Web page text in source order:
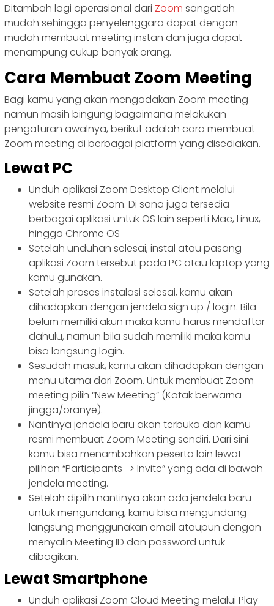
Ditambah lagi operasional dari Zoom sangatlah
mudah sehingga penyelenggara dapat dengan
mudah membuat meeting instan dan juga dapat
menampung cukup banyak orang.
Cara Membuat Zoom Meeting
Bagi kamu yang akan mengadakan Zoom meeting
namun masih bingung bagaimana melakukan
pengaturan awalnya, berikut adalah cara membuat
Zoom meeting di berbagai platform yang disediakan.
Lewat PC
Unduh aplikasi Zoom Desktop Client melalui
website resmi Zoom. Di sana juga tersedia
berbagai aplikasi untuk OS lain seperti Mac, Linux,
hingga Chrome OS
Setelah unduhan selesai, instal atau pasang
aplikasi Zoom tersebut pada PC atau laptop yang
kamu gunakan.
Setelah proses instalasi selesai, kamu akan
dihadapkan dengan jendela sign up / login. Bila
belum memiliki akun maka kamu harus mendaftar
dahulu, namun bila sudah memiliki maka kamu
bisa langsung login.
Sesudah masuk, kamu akan dihadapkan dengan
menu utama dari Zoom. Untuk membuat Zoom
meeting pilih “New Meeting” (Kotak berwarna
jingga/oranye).
Nantinya jendela baru akan terbuka dan kamu
resmi membuat Zoom Meeting sendiri. Dari sini
kamu bisa menambahkan peserta lain lewat
pilihan “Participants -> Invite” yang ada di bawah
jendela meeting.
Setelah dipilih nantinya akan ada jendela baru
untuk mengundang, kamu bisa mengundang
langsung menggunakan email ataupun dengan
menyalin Meeting ID dan password untuk
dibagikan.
Lewat Smartphone
Unduh aplikasi Zoom Cloud Meeting melalui Play